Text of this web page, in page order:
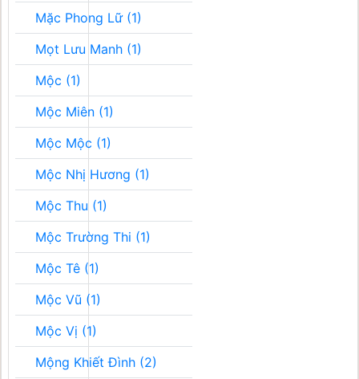
Mặc Phong Lữ (1)
Mọt Lưu Manh (1)
Mộc (1)
Mộc Miên (1)
Mộc Mộc (1)
Mộc Nhị Hương (1)
Mộc Thu (1)
Mộc Trường Thi (1)
Mộc Tê (1)
Mộc Vũ (1)
Mộc Vị (1)
Mộng Khiết Đình (2)